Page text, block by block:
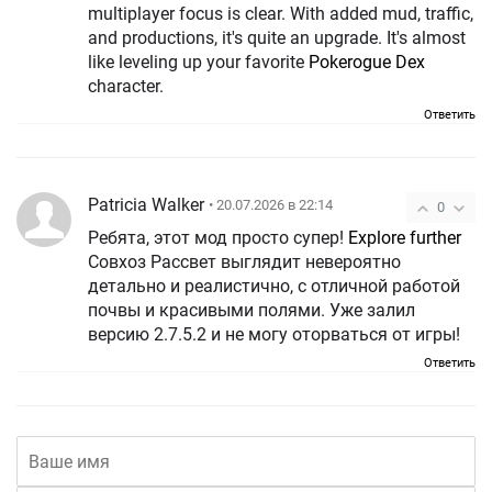
multiplayer focus is clear. With added mud, traffic,
and productions, it's quite an upgrade. It's almost
like leveling up your favorite Pokerogue Dex
character.
Ответить
0
Patricia Walker • 20.07.2026 в 22:14
Ребята, этот мод просто супер! Explore further
Совхоз Рассвет выглядит невероятно
детально и реалистично, с отличной работой
почвы и красивыми полями. Уже залил
версию 2.7.5.2 и не могу оторваться от игры!
Ответить